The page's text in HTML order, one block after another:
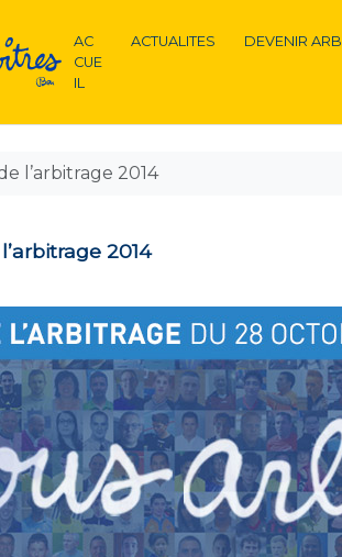
AC
CUE
IL
ACTUALITES DEVENIR
l’arbitrage 2014
2014